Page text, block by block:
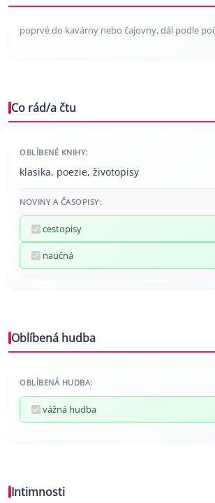
poprvé do kavárny nebo čajovny, dál podle
Co rád/a čtu
OBLÍBENÉ KNIHY:
klasika, poezie, životopisy
NOVINY A ČASOPISY:
cestopisy
naučná
Oblíbená hudba
OBLÍBENÁ HUDBA:
vážná hudba
Intimnosti